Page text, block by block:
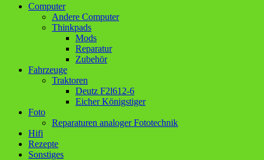
Computer
Andere Computer
Thinkpads
Mods
Reparatur
Zubehör
Fahrzeuge
Traktoren
Deutz F2l612-6
Eicher Königstiger
Foto
Reparaturen analoger Fototechnik
Hifi
Rezepte
Sonstiges